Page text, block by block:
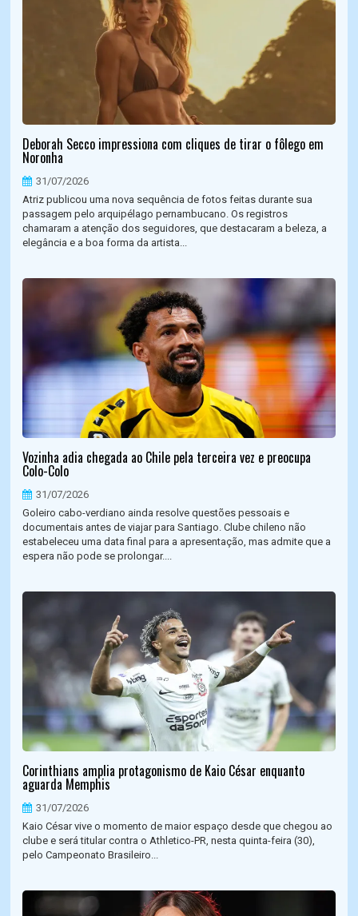
Deborah Secco impressiona com cliques de tirar o fôlego em
Noronha
31/07/2026
Atriz publicou uma nova sequência de fotos feitas durante sua
passagem pelo arquipélago pernambucano. Os registros
chamaram a atenção dos seguidores, que destacaram a beleza, a
elegância e a boa forma da artista...
Vozinha adia chegada ao Chile pela terceira vez e preocupa
Colo-Colo
31/07/2026
Goleiro cabo-verdiano ainda resolve questões pessoais e
documentais antes de viajar para Santiago. Clube chileno não
estabeleceu uma data final para a apresentação, mas admite que a
espera não pode se prolongar....
Corinthians amplia protagonismo de Kaio César enquanto
aguarda Memphis
31/07/2026
Kaio César vive o momento de maior espaço desde que chegou ao
clube e será titular contra o Athletico-PR, nesta quinta-feira (30),
pelo Campeonato Brasileiro...